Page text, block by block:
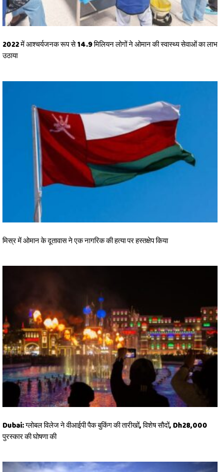
2022 में आश्चर्यजनक रूप से 14.9 मिलियन लोगों ने ओमान की स्वास्थ्य सेवाओं का लाभ
उठाया
मिस्र में ओमान के दूतावास ने एक नागरिक की हत्या पर हस्तक्षेप किया
Dubai: ग्लोबल विलेज ने वीआईपी पैक बुकिंग की तारीखों, विशेष सौदों, Dh28,000
पुरस्कार की घोषणा की